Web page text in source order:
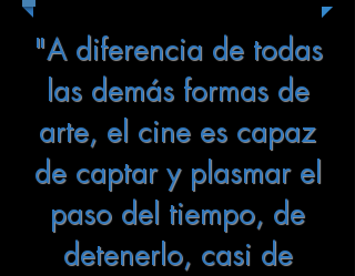
"A diferencia de todas
las demás formas de
arte, el cine es capaz
de captar y plasmar el
paso del tiempo, de
detenerlo, casi de